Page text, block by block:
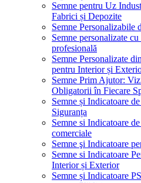
Semne pentru Uz
Fabrici și Depozite
Semne Personalizabile
Semne personalizate
profesională
Semne Personalizate
pentru Interior și
Semne Prim Ajutor:
Obligatorii în Fiecare
Semne și Indicatoare
Siguranța
Semne si Indicatoare
comerciale
Semne şi Indicatoare
Semne si Indicatoare
Interior și Exterior
Semne și Indicatoare